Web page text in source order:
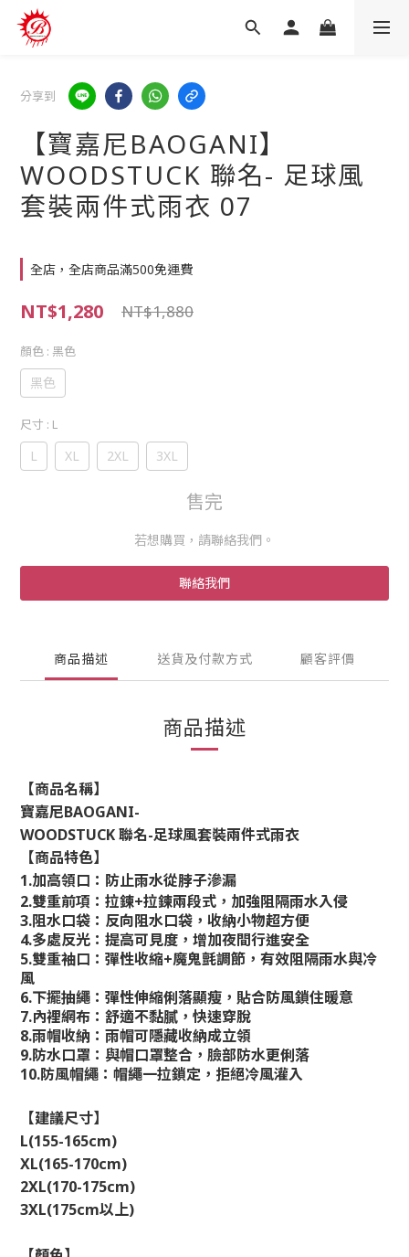
分享到
【寶嘉尼BAOGANI】
WOODSTUCK 聯名- 足球風
套裝兩件式雨衣 07
全店，全店商品滿500免運費
NT$1,280 NT$1,880
顏色 : 黑色
黑色
尺寸 : L
L XL 2XL 3XL
售完
若想購買，請聯絡我們。
聯絡我們
商品描述 送貨及付款方式 顧客評價
商品描述
【商品名稱】
寶嘉尼BAOGANI-
WOODSTUCK聯名-足球風套裝兩件式雨衣
【商品特色】
1.加高領口：防止雨水從脖子滲漏
2.雙重前項：拉鍊+拉鍊兩段式，加強阻隔雨水入侵
3.阻水口袋：反向阻水口袋，收納小物超方便
4.多處反光：提高可見度，增加夜間行進安全
5.雙重袖口：彈性收縮+魔鬼氈調節，有效阻隔雨水與冷
風
6.下擺抽繩：彈性伸縮俐落顯瘦，貼合防風鎖住暖意
7.內裡網布：舒適不黏膩，快速穿脫
8.雨帽收納：雨帽可隱藏收納成立領
9.防水口罩：與帽口罩整合，臉部防水更俐落
10.防風帽繩：帽繩一拉鎖定，拒絕冷風灌入
【建議尺寸】
L(155-165cm)
XL(165-170cm)
2XL(170-175cm)
3XL(175cm以上)